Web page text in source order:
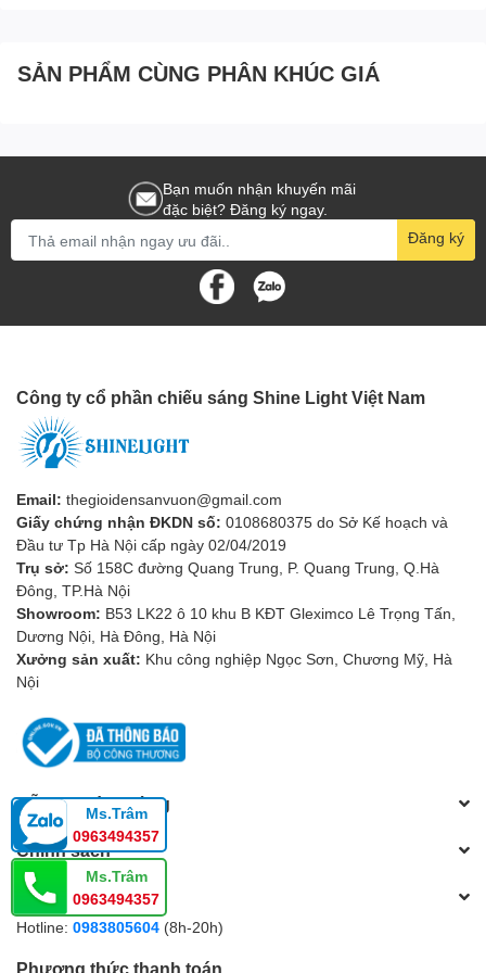
cổ điển với các đường nét uốn cong và chi tiết hoa văn hoặc đèn
tường hiện đại với thiết kế đơn giản và tối giản.
3. Chức Năng Đa Dạng
Không chỉ có đa dạng về thiết kế, đèn tường còn có nhiều chức
năng khác nhau. Dựa vào nhu cầu của bạn, bạn có thể chọn đèn
tường để:
Chiếu sáng chính:Đèn tường có thể cung cấp ánh sáng chính
cho phòng khách, phòng ngủ hoặc nhà bếp.
các tác phẩm nghệ thuật, bức tranh hoặc vật trang trí.
Tạo không gian ấm cúng:
không gian ấm cúng và thân thiện trong phòng ngủ hoặc
phòng khách.
4. Sử Dụng Đèn Tường Đúng Cách
Để tận dụng tối đa sự sáng tạo của đèn tường, bạn cần sử dụng
SẢN PHẨM CÙNG PHÂN KHÚC GIÁ
Bạn muốn nhận khuyến mãi
đặc biệt? Đăng ký ngay.
Đăng ký
Công ty cổ phần chiếu sáng Shine Light Việt Nam
Email: thegioidensanvuon@gmail.com
Giấy chứng nhận ĐKDN số: 0108680375 do Sở Kế hoạch và
Đầu tư Tp Hà Nội cấp ngày 02/04/2019
Trụ sở: Số 158C đường Quang Trung, P. Quang Trung, Q.Hà
Đông, TP.Hà Nội
Showroom: B53 LK22 ô 10 khu B KĐT Gleximco Lê Trọng Tấn,
Dương Nội, Hà Đông, Hà Nội
Xưởng sản xuất: Khu công nghiệp Ngọc Sơn, Chương Mỹ, Hà
Nội
Hỗ trợ khách hàng
Chính sách
Tổng đài hỗ trợ
Hotline: 0983805604 (8h-20h)
Phương thức thanh toán
Ms.Trâm
0963494357
Ms.Trâm
0963494357